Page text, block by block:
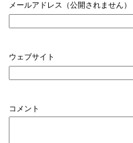
メールアドレス（公開されません）
ウェブサイト
コメント